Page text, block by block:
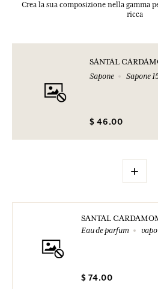
Crea la sua composizione nella gamma
ricca
SANTAL
Sapone
Sapone
$ 46.00
+
SANTAL
Eau de parfum
$ 74.00